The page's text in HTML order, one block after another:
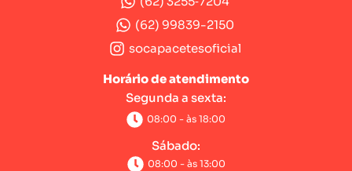
(62) 99839-2150
socapacetesoficial
Horário de atendimento
Segunda a sexta:
08:00 - às 18:00
Sábado:
08:00 - às 13:00